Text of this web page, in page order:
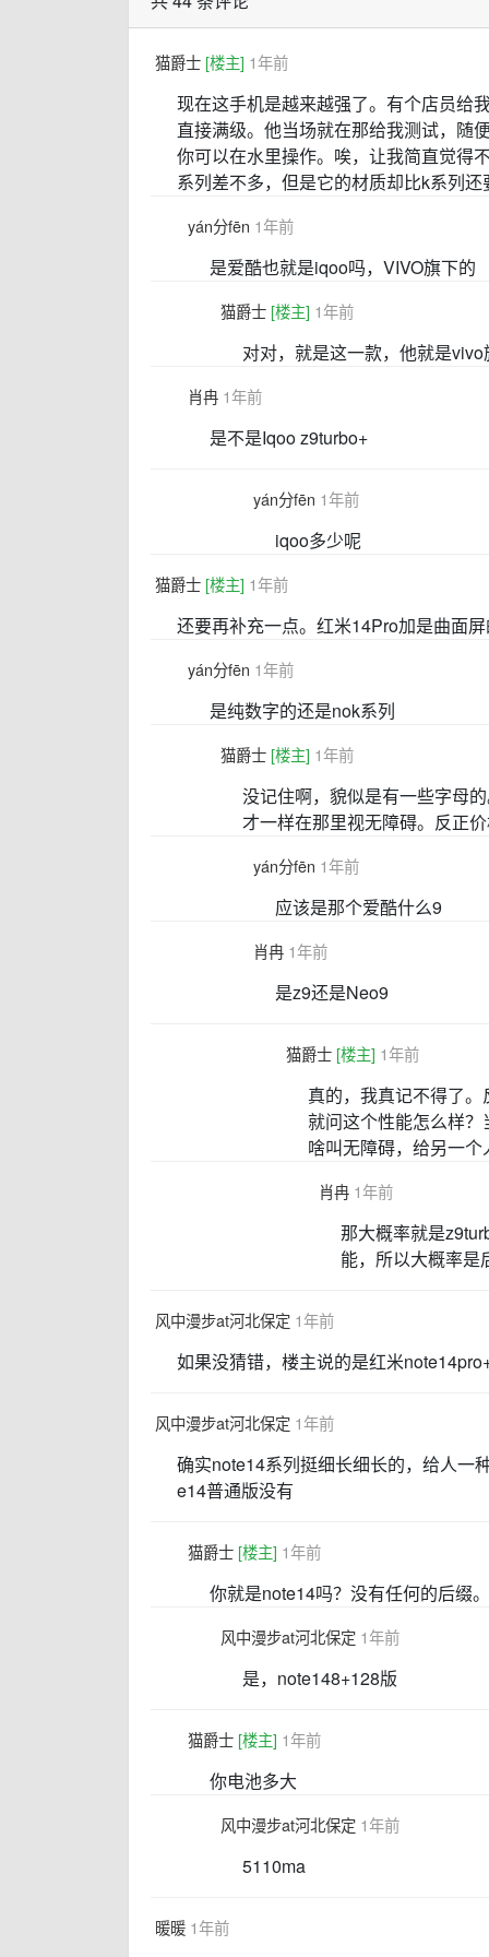
猫爵士 [楼主] 1年前
现在这手机是越来越强了。有个店员给
直接满级。他当场就在那给我测试，随
你可以在水里操作。唉，让我简直觉得
系列差不多，但是它的材质却比k系列
yán分fēn 1年前
是爱酷也就是iqoo吗，VIVO旗下的
猫爵士 [楼主] 1年前
对对，就是这一款，他就是
肖冉 1年前
是不是Iqoo z9turbo+
yán分fēn 1年前
iqoo多少呢
猫爵士 [楼主] 1年前
还要再补充一点。红米14Pro加是曲面
yán分fēn 1年前
是纯数字的还是nok系列
猫爵士 [楼主] 1年前
没记住啊，貌似是有一些字母
才一样在那里视无障碍。反正
yán分fēn 1年前
应该是那个爱酷什么9
肖冉 1年前
是z9还是Neo9
猫爵士 [楼主] 1年前
真的，我真记不得了
就问这个性能怎么样
啥叫无障碍，给另一
肖冉 1年前
那大概率就是
能，所以大概率是
风中漫步at河北保定 1年前
如果没猜错，楼主说的是红米
风中漫步at河北保定 1年前
确实note14系列挺细长细长的，给人一
e14普通版没有
猫爵士 [楼主] 1年前
你就是note14吗？没有任何的后缀。
风中漫步at河北保定 1年前
是，note148+128版
猫爵士 [楼主] 1年前
你电池多大
风中漫步at河北保定 1年前
5110ma
暖暖 1年前